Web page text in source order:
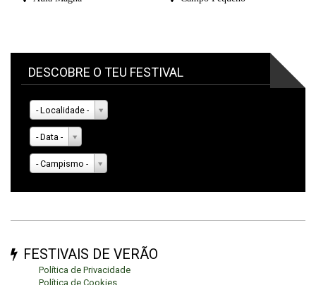
DESCOBRE O TEU FESTIVAL
- Localidade -
- Data -
- Campismo -
FESTIVAIS DE VERÃO
Política de Privacidade
Política de Cookies